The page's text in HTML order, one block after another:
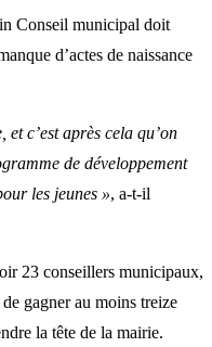
Conseil municipal doit
d’actes de naissance
c’est après cela qu’on
de développement
les jeunes », a-t-il
23 conseillers municipaux,
gagner au moins treize
la tête de la mairie.